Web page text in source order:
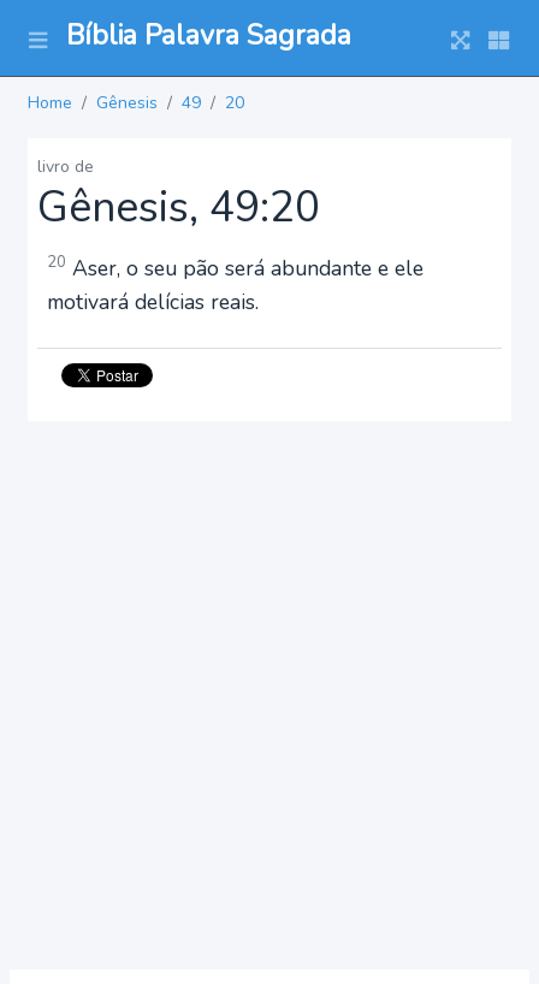
Bíblia Palavra Sagrada
Home Gênesis 49 20
livro de
Gênesis, 49:20
20 Aser, o seu pão será abundante e ele
motivará delícias reais.